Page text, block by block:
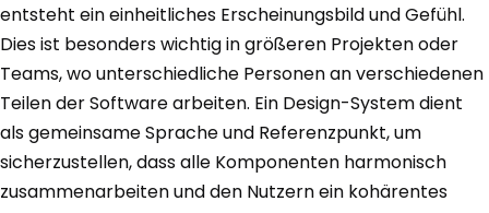
entsteht ein einheitliches Erscheinungsbild und Gefühl.
Dies ist besonders wichtig in größeren Projekten oder
Teams, wo unterschiedliche Personen an verschiedenen
Teilen der Software arbeiten. Ein Design-System dient
als gemeinsame Sprache und Referenzpunkt, um
sicherzustellen, dass alle Komponenten harmonisch
zusammenarbeiten und den Nutzern ein kohärentes